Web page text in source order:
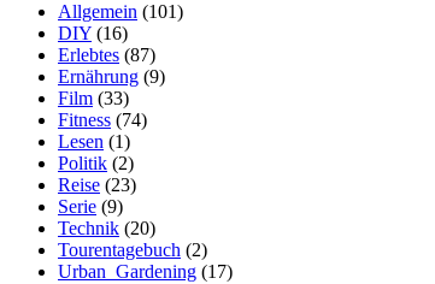
Allgemein (101)
DIY (16)
Erlebtes (87)
Ernährung (9)
Film (33)
Fitness (74)
Lesen (1)
Politik (2)
Reise (23)
Serie (9)
Technik (20)
Tourentagebuch (2)
Urban_Gardening (17)